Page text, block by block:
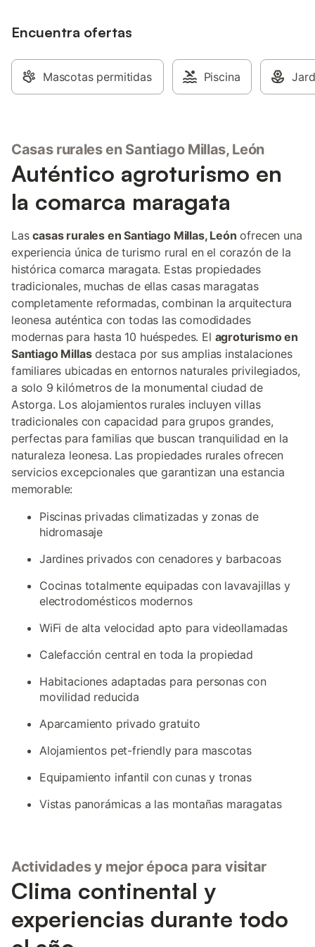
blanca, secador de pelo y botiquín.
está totalmente equipada con
electrodomésticos y utensilios
necesarios. El salón-comedor dispone de
muebles de jardín, ideal para comidas al
aire libre. La casa dispone de calefacción
en todas las estancias, juegos de mesa,
bicicletas y juegos tradicionales. Su
ubicación privilegiada en plena
Maragatería leonesa es perfecta para
ciudad de Astorga con su Palacio de
Gaudí y los paisajes de montaña de la
comarca.
Encuentra ofertas
Mascotas permitidas Piscina
Casas rurales en Santiago Millas, León
Auténtico agroturismo en
la comarca maragata
Lascasas rurales en Santiago Millas, León ofrecen una
experiencia única de turismo rural en el corazón de la
histórica comarca maragata. Estas propiedades
tradicionales, muchas de ellas casas maragatas
completamente reformadas, combinan la arquitectura
leonesa auténtica con todas las comodidades
modernas para hasta 10 huéspedes. El agroturismo en
Santiago Millasdestaca por sus amplias instalaciones
familiares ubicadas en entornos naturales privilegiados,
a solo 9 kilómetros de la monumental ciudad de
Astorga. Los alojamientos rurales incluyen villas
tradicionales con capacidad para grupos grandes,
perfectas para familias que buscan tranquilidad en la
naturaleza leonesa. Las propiedades rurales ofrecen
servicios excepcionales que garantizan una estancia
memorable:
Piscinas privadas climatizadas y zonas de
hidromasaje
Jardines privados con cenadores y barbacoas
Cocinas totalmente equipadas con lavavajillas y
electrodomésticos modernos
WiFi de alta velocidad apto para videollamadas
Calefacción central en toda la propiedad
Habitaciones adaptadas para personas con
movilidad reducida
Aparcamiento privado gratuito
Alojamientos pet-friendly para mascotas
Equipamiento infantil con cunas y tronas
Vistas panorámicas a las montañas maragatas
Actividades y mejor época para visitar
Clima continental y
experiencias durante todo